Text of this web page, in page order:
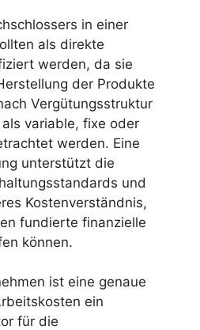
in einer
als direkte
werden, da sie
der Produkte
Vergütungsstruktur
variable, fixe oder
werden. Eine
unterstützt die
und
Kostenverständnis,
fundierte finanzielle
können.
ist eine genaue
ein
für die